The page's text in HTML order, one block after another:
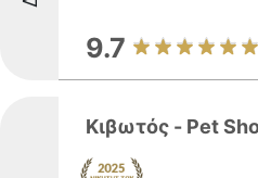
9.7
Κιβωτός - Pet